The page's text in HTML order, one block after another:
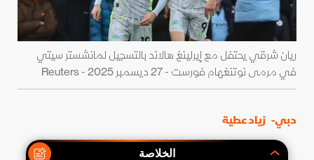
ريان شرقي يحتفل مع إيرلينغ هالاند بالتسجيل لمانشستر سيتي
في مرمى نوتنغهام فورست - 27 ديسمبر 2025 - Reuters
دبي- زياد عطية
الخلاصة